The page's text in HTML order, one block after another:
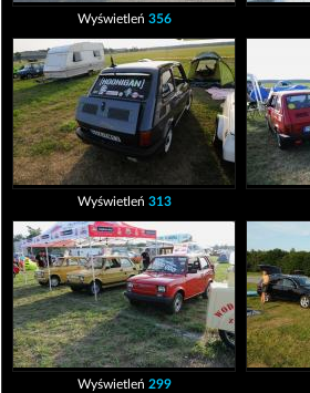
Wyświetleń 356
Wyświetleń 313
Wyświetleń 299